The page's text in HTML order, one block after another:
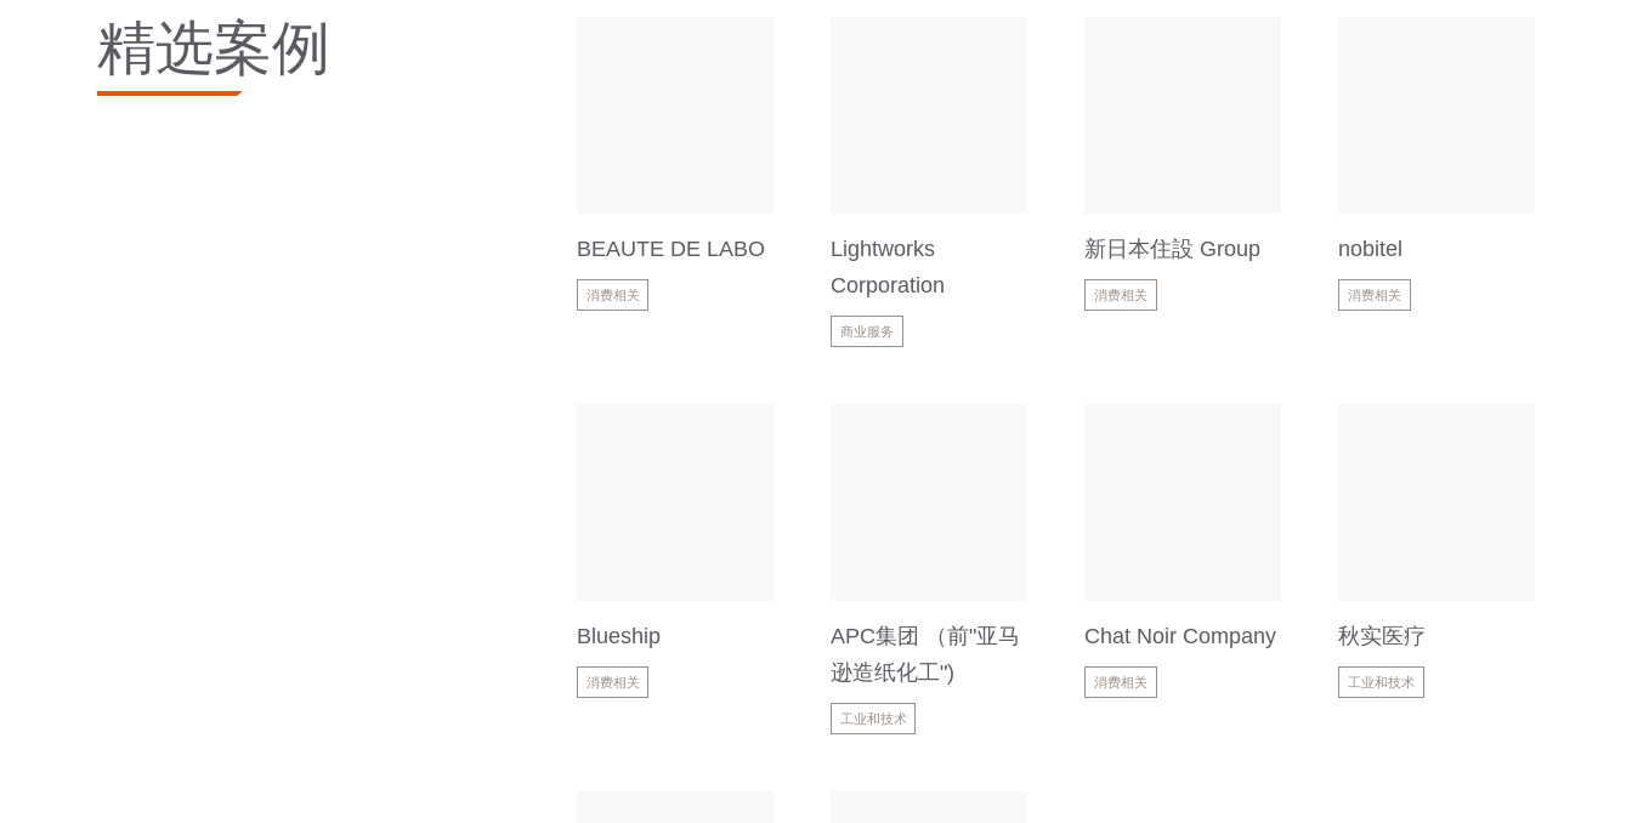
精选案例
BEAUTE DE LABO
消费相关
Lightworks
Corporation
商业服务
新日本住設 Group
消费相关
nobitel
消费相关
Blueship
消费相关
APC集团 （前"亚马
逊造纸化工")
工业和技术
Chat Noir Company
消费相关
秋实医疗
工业和技术